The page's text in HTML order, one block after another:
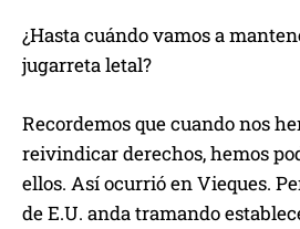
¿Hasta cuándo vamos a
jugarreta letal?
Recordemos que cuando nos
reivindicar derechos, hemos
ellos. Así ocurrió en Vieques.
de E.U. anda tramando